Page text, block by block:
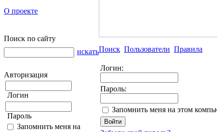
О проекте
Поиск по сайту
искать
Авторизация
Логин
Пароль
Запомнить меня на
Поиск Пользователи Правила
Логин:
Пароль:
Запомнить меня на этом